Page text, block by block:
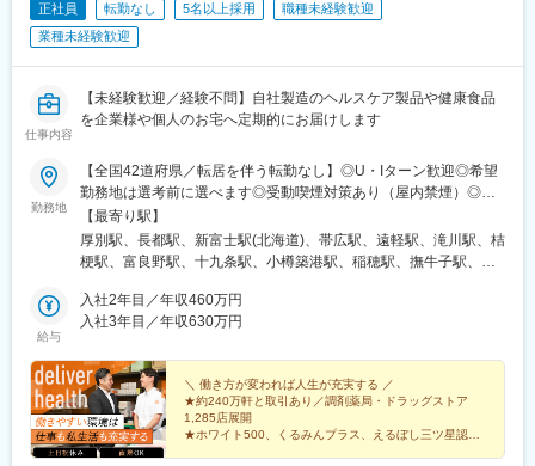
正社員 転勤なし 5名以上採用
職種未経験歓迎
業種未経験歓迎
仕事内容
【未経験歓迎／経験不問】自社製造のヘルスケア製品や健康食品
を企業様や個人のお宅へ定期的にお届けします
勤務地
【全国42道府県／転居を伴う転勤なし】◎U・Iターン歓迎◎希望
勤務地は選考前に選べます◎受動喫煙対策あり（屋内禁煙）◎オ
ンライン面接実施中■北海道・東北北海道／青森／岩手／秋田／山
形／福島■関東茨城／栃木／群馬／神奈川／埼玉／千葉■北陸・甲
信越新潟／富山／石川／福井／長野／山梨■東海静岡／愛知／三重
広島／島根／岡山／山口／徳島／愛媛／香川■九州・沖縄福岡／大
分／宮崎／鹿児島／熊本／長崎／沖縄＜オンライン面接実施中＞
岡県静岡県島田市道悦3-14-2三島営業所：静岡県田方郡函南町肥
田字南中道476中津川営業所：岐阜県中津川市中津川字大西667-1
田辺営業所：和歌山県田辺市三栖字三反田130-5京都北営業所：京
都府京都市北区上賀茂向縄手町16滑川営業所：富山県滑川市柳原
字宮ノ東41-29※詳細は「会社概要」欄HPから
【最寄り駅】
厚別駅、長都駅、新富士駅(北海道)、帯広駅、遠軽駅、滝川駅、桔
梗駅、富良野駅、十九条駅、小樽築港駅、稲穂駅、撫牛子駅、羽
鹿島神宮駅、大宝駅、土浦駅、後台駅、黒磯駅、上今市駅、渋川
駅、太田駅(群馬県)、大森台駅、青堀駅、南与野駅、武蔵高萩駅、
駅、砺波駅、片原町駅(富山県)、速星駅、春江駅、水落駅、しんざ
駅、上越妙高駅、信州中野駅、附属中学前駅、切石駅、岩村田
駅、西上田駅、酒折駅、禾生駅、富士駅、古庄駅、半田駅、荒子
川公園駅、妙興寺駅、六軒駅(三重県)、霞ケ浦駅、光善寺駅、平野
駅(地下鉄)、久米田駅、ケーブル八幡宮山上駅、田村駅、唐崎駅、
給与
入社2年目／年収460万円
入社3年目／年収630万円
＼ 働き方が変われば人生が充実する ／
★約240万軒と取引あり／調剤薬局・ドラッグストア
1,285店展開
★ホワイト500、くるみんプラス、えるぼし三ツ星認定